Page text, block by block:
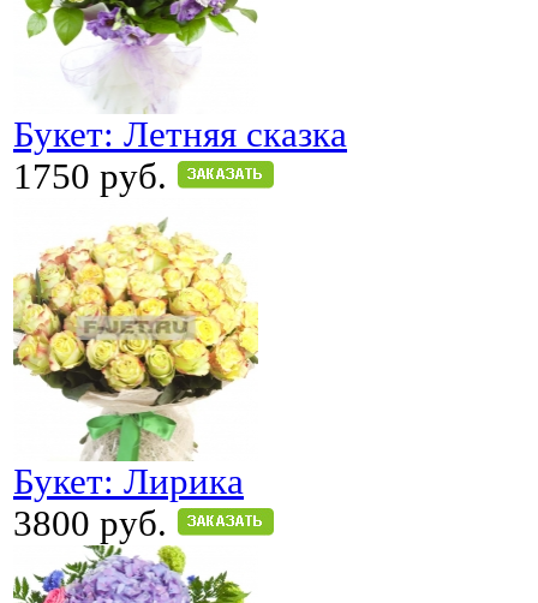
Букет: Летняя сказка
1750 руб.
Букет: Лирика
3800 руб.